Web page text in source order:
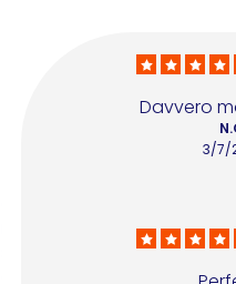
Davvero
3/7/